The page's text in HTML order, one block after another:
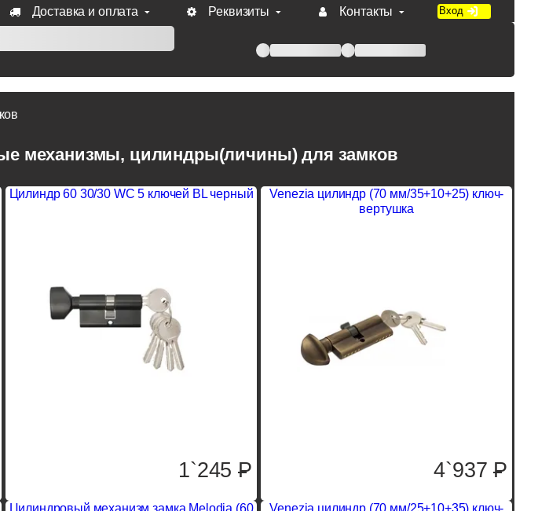
Доставка и оплата Реквизиты Контакты Вход
Extreza, Melodia, Forme при оплате по счету.
механизмы, цилиндры(личины) для замков
Цилиндр 60 30/30 WC 5 ключей BL черный
1`245P
Venezia цилиндр (70 мм/35+10+25) ключ-
вертушка
4`937P